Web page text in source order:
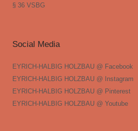
§ 36 VSBG
Social Media
EYRICH-HALBIG HOLZBAU @ Facebook
EYRICH-HALBIG HOLZBAU @ Instagram
EYRICH-HALBIG HOLZBAU @ Pinterest
EYRICH-HALBIG HOLZBAU @ Youtube